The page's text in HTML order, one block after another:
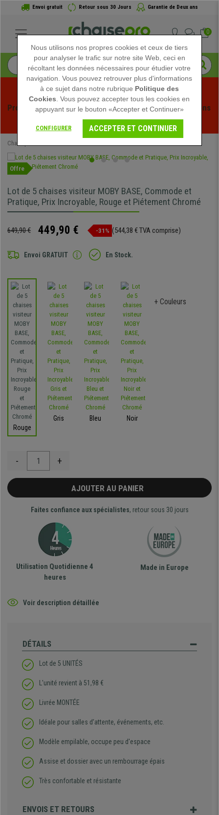
Envoi gratuit Retour sous 30 Jours Garantie de Deux ans
0
Profitez des soldes d'été chez Chaisepro ! Des réductions
exclusives pour une durée limitée - Voir l'offre
Chaisepro
Offre
Lot de 5 chaises visiteur MOBY BASE, Commode et
Pratique, Prix Incroyable, Rouge et Piétement Chromé
649,90 € 449,90 € -31% (544,38 € TVA comprise)
Envoi GRATUIT En Stock.
Rouge
Gris Bleu Noir
+ Couleurs
- +
AJOUTER AU PANIER
Faites confiance aux spécialistes, retour sous 30 jours
Utilisation Quotidienne 4
heures
Made in Europe
Voir description détaillée
DÉTAILS
Lot de 5 UNITÉS
L'unité revient à 51,98 €
Livrée MONTÉE
Idéale pour salles d’attente, événements, etc.
Modèle empilable, occupe peu d'espace
Assise et dossier avec un rembourrage épais
Très confortable et résistante
ENVOIS ET RETOURS
Nous utilisons nos propres cookies et ceux de tiers
pour analyser le trafic sur notre site Web, ceci en
récoltant les données nécessaires pour étudier votre
navigation. Vous pouvez retrouver plus d'informations
à ce sujet dans notre rubrique Politique des
Cookies . Vous pouvez accepter tous les cookies en
appuyant sur le bouton «Accepter et Continuer»
CONFIGURER ACCEPTER ET CONTINUER